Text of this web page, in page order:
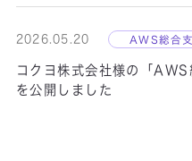
Virfit
Visual Factory
2026.05.20 AWS総合
コクヨ株式会社様の「AWS
を公開しました